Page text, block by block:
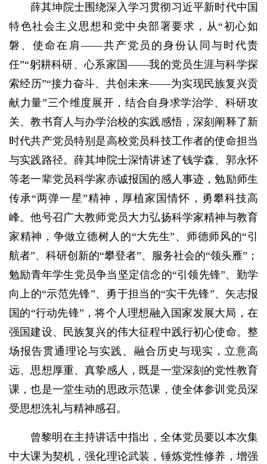
薛其坤院士围绕深入学习贯彻习近平新时代中国
特色社会主义思想和党中央部署要求，从“初心如
磐、使命在肩——共产党员的身份认同与时代责
任”“躬耕科研、心系家国——我的党员生涯与科学探
索经历”“接力奋斗、共创未来——为实现民族复兴贡
献力量”三个维度展开，结合自身求学治学、科研攻
关、教书育人与办学治校的实践感悟，深刻阐释了新
时代共产党员特别是高校党员科技工作者的使命担当
与实践路径。薛其坤院士深情讲述了钱学森、郭永怀
等老一辈党员科学家赤诚报国的感人事迹，勉励师生
传承“两弹一星”精神，厚植家国情怀，勇攀科技高
峰。他号召广大教师党员大力弘扬科学家精神与教育
家精神，争做立德树人的“大先生”、师德师风的“引
航者”、科研创新的“攀登者”、服务社会的“领头雁”；
勉励青年学生党员争当坚定信念的“引领先锋”、勤学
向上的“示范先锋”、勇于担当的“实干先锋”、矢志报
国的“行动先锋”，将个人理想融入国家发展大局，在
强国建设、民族复兴的伟大征程中践行初心使命。整
场报告贯通理论与实践、融合历史与现实，立意高
远、思想厚重、真挚感人，既是一堂深刻的党性教育
课，也是一堂生动的思政示范课，使全体参训党员深
受思想洗礼与精神感召。
曾黎明在主持讲话中指出，全体党员要以本次集
中大课为契机，强化理论武装，锤炼党性修养，增强